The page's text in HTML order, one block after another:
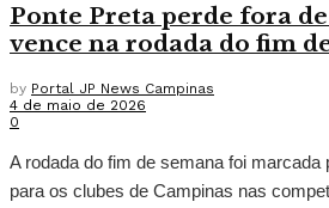
Ponte Preta perde fora
vence na rodada do fim
by Portal JP News Campinas
4 de maio de 2026
0
A rodada do fim de semana foi marcada
para os clubes de Campinas nas